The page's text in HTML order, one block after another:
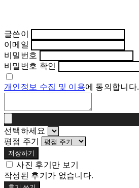
글쓴이
이메일
비밀번호
비밀번호 확인
개인정보 수집 및 이용에 동의합니다.
선택하세요
평점 주기
저장하기
사진 후기만 보기
작성된 후기가 없습니다.